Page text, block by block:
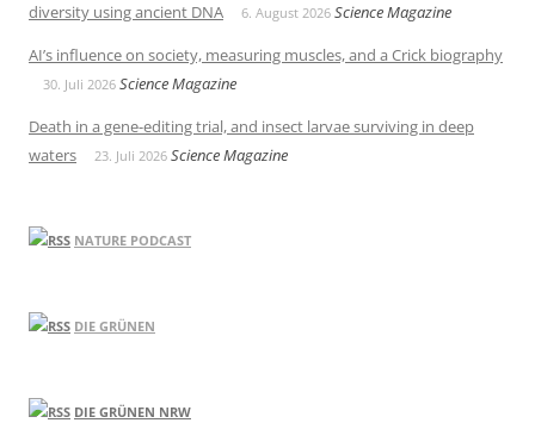
diversity using ancient DNA
6. August 2026 Science Magazine
AI’s influence on society, measuring muscles, and a Crick biography
30. Juli 2026 Science Magazine
Death in a gene-editing trial, and insect larvae surviving in deep
waters
23. Juli 2026 Science Magazine
NATURE PODCAST
DIE GRÜNEN
DIE GRÜNEN NRW